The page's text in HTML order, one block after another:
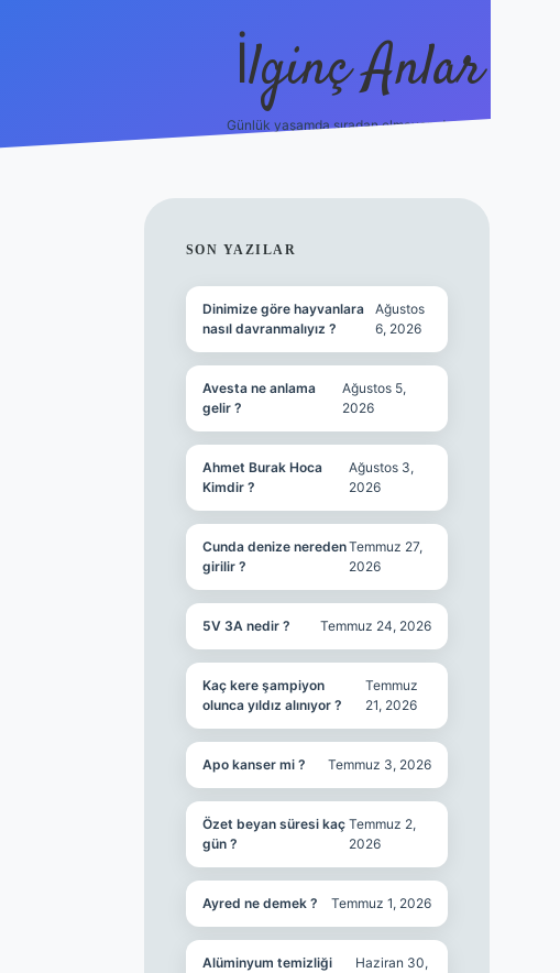
İlginç Anlar
Günlük yaşamda sıradan olmayan detaylar.
SIDEBAR
SON YAZILAR
Dinimize göre hayvanlara
nasıl davranmalıyız ?
Ağustos
6, 2026
Avesta ne anlama
gelir ?
Ağustos 5,
2026
Ahmet Burak Hoca
Kimdir ?
Ağustos 3,
2026
Cunda denize nereden
girilir ?
Temmuz 27,
2026
5V 3A nedir ? Temmuz 24, 2026
Kaç kere şampiyon
olunca yıldız alınıyor ?
Temmuz
21, 2026
Apo kanser mi ? Temmuz 3, 2026
Özet beyan süresi kaç
gün ?
Temmuz 2,
2026
Ayred ne demek ? Temmuz 1, 2026
Alüminyum temizliği
Haziran 30,
piabellacasino